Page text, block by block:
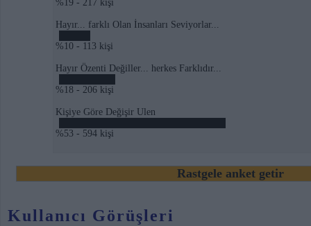
%19 - 217 kişi
Hayır... farklı Olan İnsanları Seviyorlar...
%10 - 113 kişi
Hayır Özenti Değiller... herkes Farklıdır...
%18 - 206 kişi
Kişiye Göre Değişir Ulen
%53 - 594 kişi
Rastgele anket getir
Kullanıcı Görüşleri